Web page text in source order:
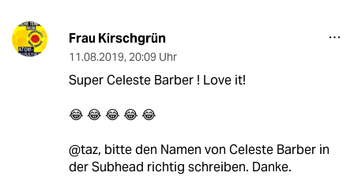
Frau Kirschgrün
11.08.2019, 20:09 Uhr
Super Celeste Barber ! Love it!
😂 😂 😂 😂 😂
@taz, bitte den Namen von Celeste Barber in
der Subhead richtig schreiben. Danke.